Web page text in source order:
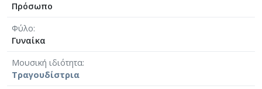
Πρόσωπο
Φύλο
Γυναίκα
Μουσική ιδιότητα
Τραγουδίστρια